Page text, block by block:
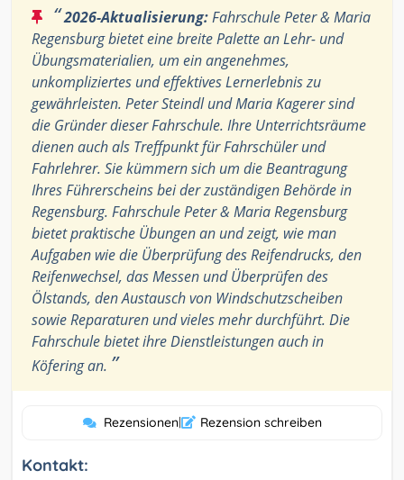
“2026-Aktualisierung:Fahrschule Peter & Maria
Regensburg bietet eine breite Palette an Lehr- und
Übungsmaterialien, um ein angenehmes,
unkompliziertes und effektives Lernerlebnis zu
gewährleisten. Peter Steindl und Maria Kagerer sind
die Gründer dieser Fahrschule. Ihre Unterrichtsräume
dienen auch als Treffpunkt für Fahrschüler und
Fahrlehrer. Sie kümmern sich um die Beantragung
Ihres Führerscheins bei der zuständigen Behörde in
Regensburg. Fahrschule Peter & Maria Regensburg
bietet praktische Übungen an und zeigt, wie man
Aufgaben wie die Überprüfung des Reifendrucks, den
Reifenwechsel, das Messen und Überprüfen des
Ölstands, den Austausch von Windschutzscheiben
sowie Reparaturen und vieles mehr durchführt. Die
Fahrschule bietet ihre Dienstleistungen auch in
Köfering an. ”
Rezensionen| Rezension schreiben
Kontakt: